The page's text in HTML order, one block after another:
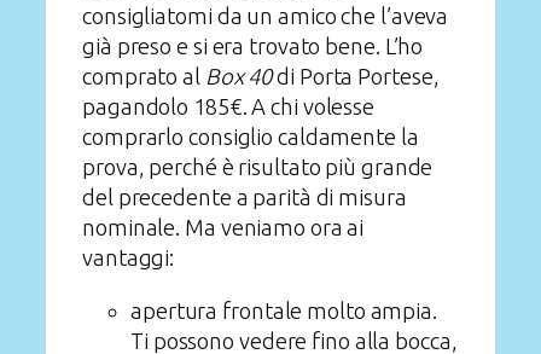
consigliatomi da un amico che l’aveva
già preso e si era trovato bene. L’ho
comprato al Box 40di Porta Portese,
pagandolo 185€. A chi volesse
comprarlo consiglio caldamente la
prova, perché è risultato più grande
del precedente a parità di misura
nominale. Ma veniamo ora ai
vantaggi:
apertura frontale molto ampia.
Ti possono vedere fino alla bocca,